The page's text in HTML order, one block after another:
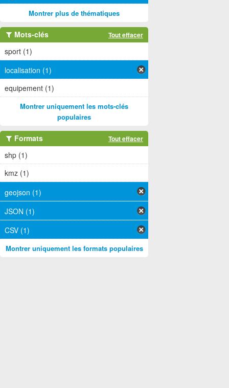
Montrer plus de thématiques
Mots-clés Tout effacer
sport (1)
localisation (1)
equipement (1)
Montrer uniquement les mots-clés
populaires
Formats Tout effacer
shp (1)
kmz (1)
geojson (1)
JSON (1)
CSV (1)
Montrer uniquement les formats populaires